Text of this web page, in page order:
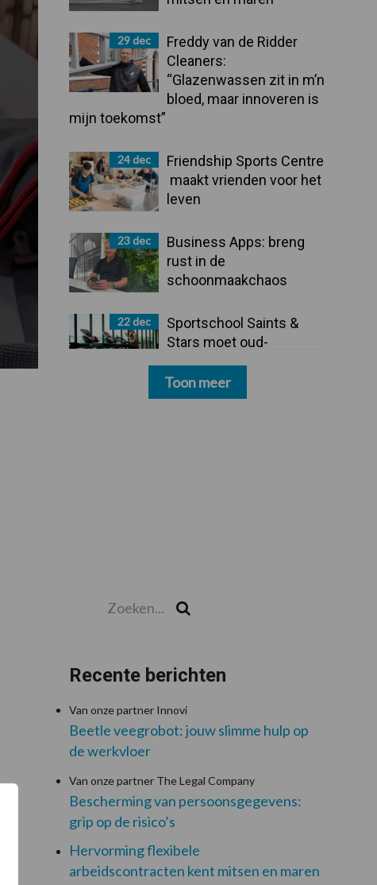
29 dec
Freddy van de Ridder
Cleaners:
“Glazenwassen zit in m’n
bloed, maar innoveren is
mijn toekomst”
24 dec
Friendship Sports Centre
maakt vrienden voor het
leven
23 dec
Business Apps: breng
rust in de
schoonmaakchaos
22 dec
Sportschool Saints &
Stars moet oud-
betalen
Toon meer
Recente berichten
Van onze partner Innovi
Beetle veegrobot: jouw slimme hulp op
de werkvloer
Van onze partner The Legal Company
Bescherming van persoonsgegevens:
grip op de risico’s
Hervorming flexibele
arbeidscontracten kent mitsen en maren